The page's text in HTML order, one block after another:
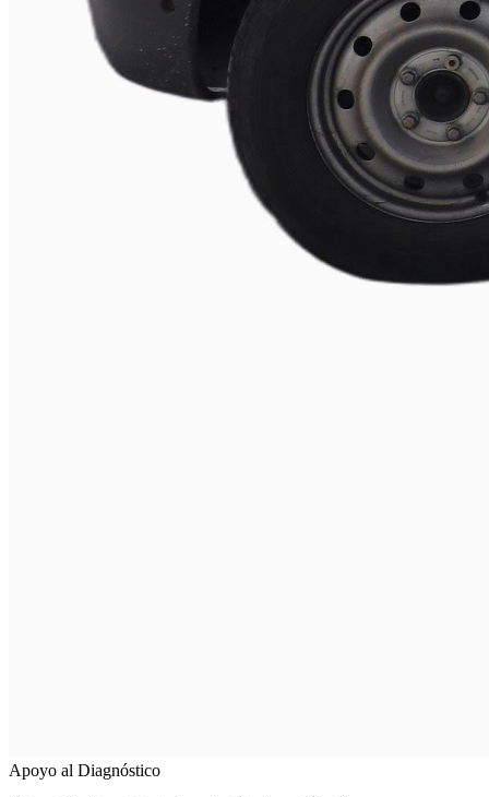
Apoyo al Diagnóstico